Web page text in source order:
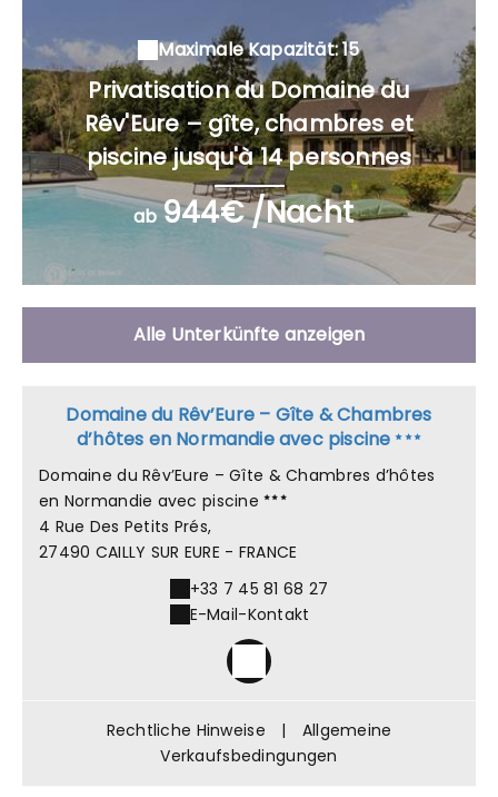
Maximale Kapazität: 15
Privatisation du Domaine du
Rêv'Eure – gîte, chambres et
piscine jusqu'à 14 personnes
ab944€ /Nacht
Alle Unterkünfte anzeigen
Domaine du Rêv’Eure – Gîte & Chambres
d’hôtes en Normandie avec piscine
Domaine du Rêv’Eure – Gîte & Chambres d’hôtes
en Normandie avec piscine
4 Rue Des Petits Prés,
27490 CAILLY SUR EURE - FRANCE
+33 7 45 81 68 27
E-Mail-Kontakt
Rechtliche Hinweise |
Allgemeine
Verkaufsbedingungen